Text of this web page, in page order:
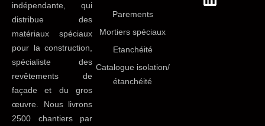
indépendante, qui
distribue des
matériaux spéciaux
pour la construction,
spécialiste des
revêtements de
façade et du gros
œuvre. Nous livrons
2500 chantiers par
Parements
Mortiers spéciaux
Etanchéité
Catalogue isolation/
étanchéité